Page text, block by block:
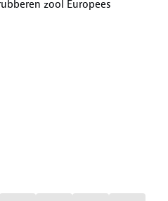
zool Europees